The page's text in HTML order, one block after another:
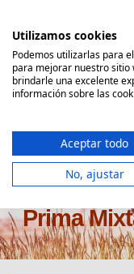
contenido
Comparador
Seguro de
Prima
Utilizamos cookies
Podemos utilizarlas para
para mejorar nuestro sitio
brindarle una excelente
información sobre las
Aceptar todo
No, ajustar